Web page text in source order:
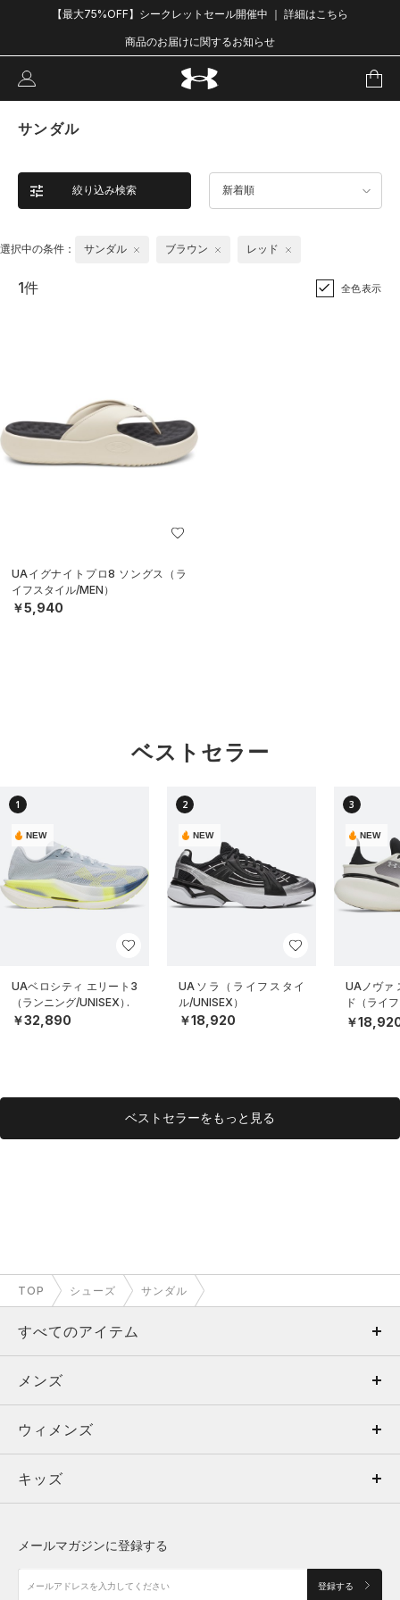
【最大75%OFF】シークレットセール開催中 ｜ 詳細はこちら
商品のお届けに関するお知らせ
サンダル
絞り込み検索 新着順
選択中の条件： サンダル ブラウン レッド
1件 全色表示
UAイグナイトプロ8 ソングス（ラ
イフスタイル/MEN）
￥5,940
ベストセラー
1
NEW
UAベロシティ エリート3
（ランニング/UNISEX）
￥32,890
2
NEW
UAソラ（ライフスタイ
ル/UNISEX）
￥18,920
3
NEW
UAノヴァ
ド（ライ
EX）
￥
ベストセラーをもっと見る
TOP シューズ サンダル
すべてのアイテム
メンズ
ウィメンズ
キッズ
アクセサリー
メンズ
トップス
ボトムス
アクセサリー
ウィメンズ
トップス
シューズ
キッズ
メールマガジンに登録する
登録する